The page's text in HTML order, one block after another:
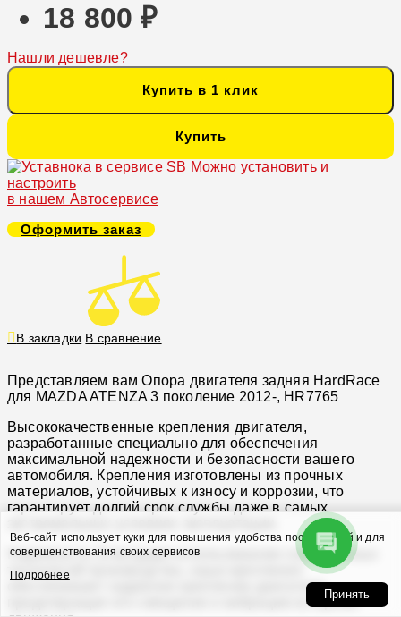
18 800 ₽
Нашли дешевле?
Купить в 1 клик
Купить
Можно установить и
настроить
в нашем Автосервисе
Оформить заказ
В закладки В сравнение
Представляем вам Опора двигателя задняя HardRace
для MAZDA ATENZA 3 поколение 2012-, HR7765
Высококачественные крепления двигателя,
разработанные специально для обеспечения
максимальной надежности и безопасности вашего
автомобиля. Крепления изготовлены из прочных
материалов, устойчивых к износу и коррозии, что
гарантирует долгий срок службы даже в самых
Надежность: Благодаря использованию современных
технологий производства, наши крепления
обеспечивают надежное крепление двигателя,
предотвращая его смещение и вибрацию во время
Веб-сайт использует куки для повышения удобства посетителей и для
совершенствования своих сервисов
Подробнее
Принять